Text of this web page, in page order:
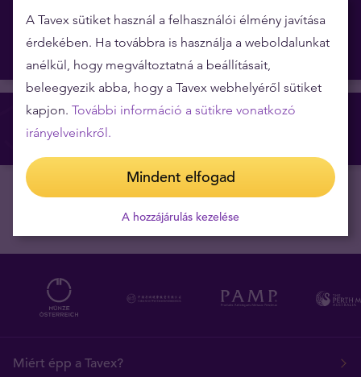
Kérdés benyújtása
Miért épp a Tavex?
A Tavex sütiket használ a felhasználói élmény javítása
érdekében. Ha továbbra is használja a weboldalunkat
anélkül, hogy megváltoztatná a beállításait,
beleegyezik abba, hogy a Tavex webhelyéről sütiket
kapjon. További információ a sütikre vonatkozó
irányelveinkről.
Mindent elfogad
A hozzájárulás kezelése